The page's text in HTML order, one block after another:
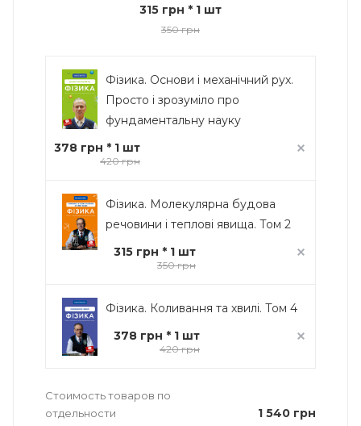
315 грн * 1 шт
350 грн
Фізика. Основи і механічний рух.
Просто і зрозуміло про
фундаментальну науку
378 грн * 1 шт
420 грн
Фізика. Молекулярна будова
речовини і теплові явища. Том 2
315 грн * 1 шт
350 грн
Фізика. Коливання та хвилі. Том 4
378 грн * 1 шт
420 грн
Стоимость товаров по
отдельности
1 540 грн